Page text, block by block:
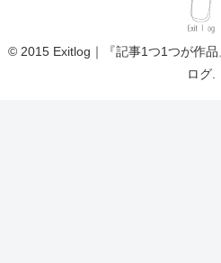
© 2015 Exitlog｜『記事1つ1つが作
ログ.